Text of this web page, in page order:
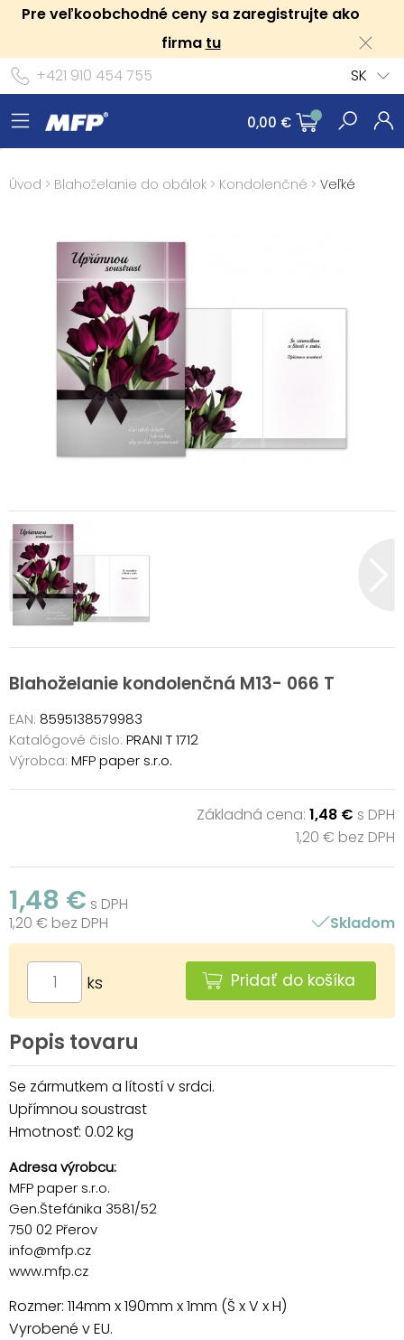
Pre veľkoobchodné ceny sa zaregistrujte ako
firma tu
+421 910 454 755
SK
0,00 €
Úvod > Blahoželanie do obálok > Kondolenčné > Veľké
Blahoželanie kondolenčná M13- 066 T
EAN: 8595138579983
Katalógové čislo: PRANI T 1712
Výrobca: MFP paper s.r.o.
Základná cena: 1,48 € s DPH
1,20 € bez DPH
1,48 € s DPH
1,20 € bez DPH
Skladom
ks Pridať do košíka
Popis tovaru
Se zármutkem a lítostí v srdci.
Upřímnou soustrast
Hmotnosť: 0.02 kg
Adresa výrobcu:
MFP paper s.r.o.
Gen.Štefánika 3581/52
750 02 Přerov
info@mfp.cz
www.mfp.cz
Rozmer: 114mm x 190mm x 1mm (Š x V x H)
Vyrobené v EU.